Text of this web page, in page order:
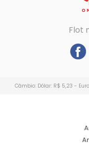
Flot
Câmbio: Dólar: R$ 5,23 -